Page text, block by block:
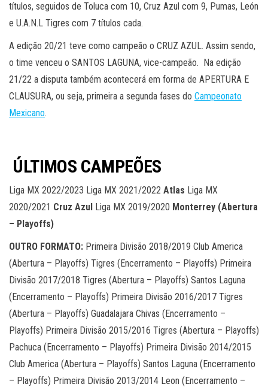
títulos, seguidos de Toluca com 10, Cruz Azul com 9, Pumas, León
e U.A.N.L Tigres com 7 títulos cada.
A edição 20/21 teve como campeão o CRUZ AZUL. Assim sendo,
o time venceu o SANTOS LAGUNA, vice-campeão. Na edição
21/22 a disputa também acontecerá em forma de APERTURA E
CLAUSURA, ou seja, primeira a segunda fases do Campeonato
Mexicano.
ÚLTIMOS CAMPEÕES
Liga MX 2022/2023 Liga MX 2021/2022 Atlas Liga MX
2020/2021 Cruz Azul Liga MX 2019/2020 Monterrey (Abertura
– Playoffs)
OUTRO FORMATO: Primeira Divisão 2018/2019 Club America
(Abertura – Playoffs) Tigres (Encerramento – Playoffs) Primeira
Divisão 2017/2018 Tigres (Abertura – Playoffs) Santos Laguna
(Encerramento – Playoffs) Primeira Divisão 2016/2017 Tigres
(Abertura – Playoffs) Guadalajara Chivas (Encerramento –
Playoffs) Primeira Divisão 2015/2016 Tigres (Abertura – Playoffs)
Pachuca (Encerramento – Playoffs) Primeira Divisão 2014/2015
Club America (Abertura – Playoffs) Santos Laguna (Encerramento
– Playoffs) Primeira Divisão 2013/2014 Leon (Encerramento –